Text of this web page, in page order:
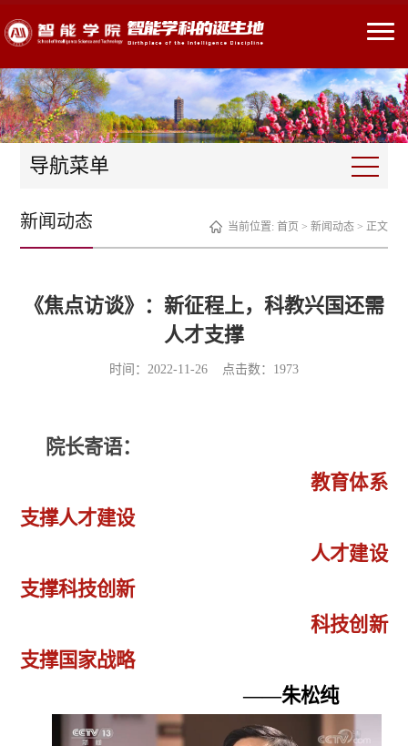
导航菜单
当前位置: 首页 > 新闻动态> 正文
新闻动态
《焦点访谈》：新征程上，科教兴国还需
人才支撑
时间：2022-11-26 点击数： 1973
院长寄语：
教育体系
支撑人才建设
人才建设
支撑科技创新
科技创新
支撑国家战略
——朱松纯